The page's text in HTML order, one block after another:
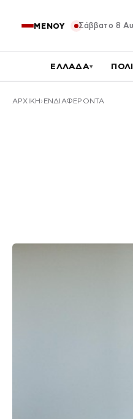
ΜΕΝΟΥ Σάββατο 8
ΕΛΛΑΔΑ▾
ΑΡΧΙΚΉ ΕΝΔΙΑΦΕΡΟΝΤΑ